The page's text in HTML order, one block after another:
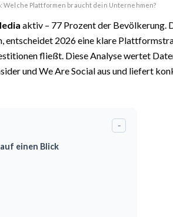
Welche Plattformen braucht dein Unternehmen?
aktiv – 77 Prozent der Bevölkerung.
entscheidet 2026 eine klare
fließt. Diese Analyse wertet
und We Are Social aus und liefert
-
einen Blick